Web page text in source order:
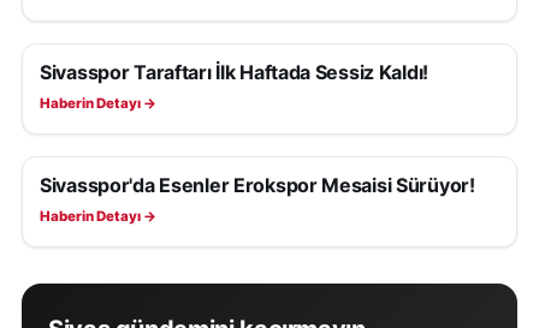
SIVASSPOR HABERLERI
Sivasspor Taraftarı İlk Haftada Sessiz Kaldı!
Haberin Detayı →
SIVASSPOR HABERLERI
Sivasspor'da Esenler Erokspor Mesaisi Sürüyor!
Haberin Detayı →